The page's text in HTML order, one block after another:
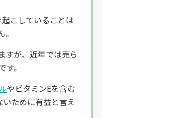
こしていることは
すが、近年では売ら
。
やビタミンEを含む
ために有益と言え